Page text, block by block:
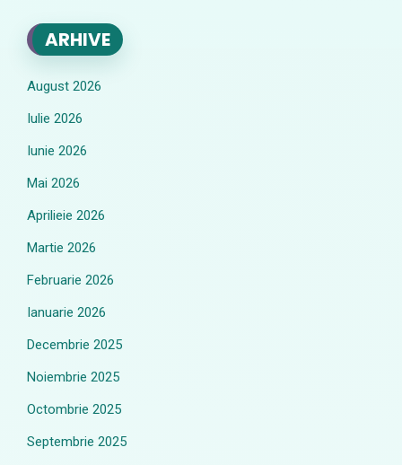
ARHIVE
August 2026
Iulie 2026
Iunie 2026
Mai 2026
Aprilieie 2026
Martie 2026
Februarie 2026
Ianuarie 2026
Decembrie 2025
Noiembrie 2025
Octombrie 2025
Septembrie 2025